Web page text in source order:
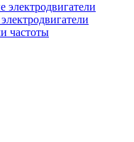
электродвигатели
частоты